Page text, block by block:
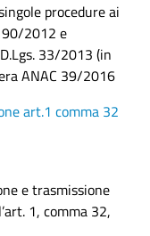
procedure ai
2012 e
33/2013 (in
ANAC 39/2016
art.1 comma 32
e trasmissione
1, comma 32,